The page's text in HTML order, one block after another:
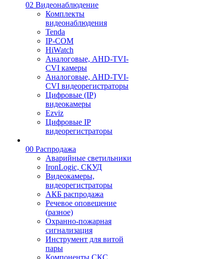
02 Видеонаблюдение
Комплекты
видеонаблюдения
Tenda
IP-COM
HiWatch
Аналоговые, AHD-TVI-
CVI камеры
Аналоговые, AHD-TVI-
CVI видеорегистраторы
Цифровые (IP)
видеокамеры
Ezviz
Цифровые IP
видеорегистраторы
00 Распродажа
Аварийные светильники
IronLogic, СКУД
Видеокамеры,
видеорегистраторы
АКБ распродажа
Речевое оповещение
(разное)
Охранно-пожарная
сигнализация
Инструмент для витой
пары
Компоненты СКС